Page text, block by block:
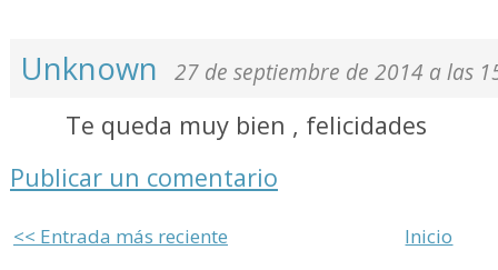
Unknown 27 de septiembre de 2014 a las
Te queda muy bien , felicidades
Publicar un comentario
<< Entrada más reciente Inicio